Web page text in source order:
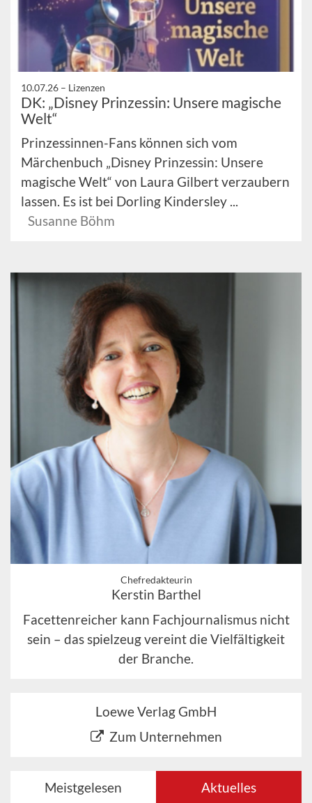
10.07.26 – Lizenzen
DK: „Disney Prinzessin: Unsere magische
Welt“
Prinzessinnen-Fans können sich vom
Märchenbuch „Disney Prinzessin: Unsere
magische Welt“ von Laura Gilbert verzaubern
lassen. Es ist bei Dorling Kindersley ...
Susanne Böhm
Chefredakteurin
Kerstin Barthel
Facettenreicher kann Fachjournalismus nicht
sein – das spielzeug vereint die Vielfältigkeit
der Branche.
Loewe Verlag GmbH
Zum Unternehmen
Meistgelesen Aktuelles